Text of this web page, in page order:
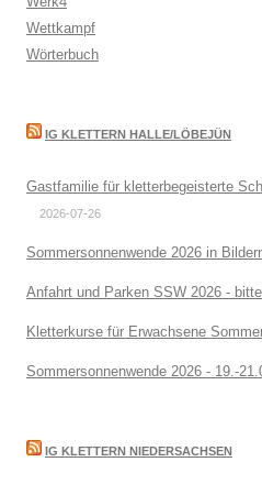
Wettkampf
Wörterbuch
IG KLETTERN HALLE/LÖBEJÜN
Gastfamilie für kletterbegeisterte
2026-07-26
Sommersonnenwende 2026 in
Anfahrt und Parken SSW 2026 -
Kletterkurse für Erwachsene
Sommersonnenwende 2026 - 19.-
IG KLETTERN NIEDERSACHSEN